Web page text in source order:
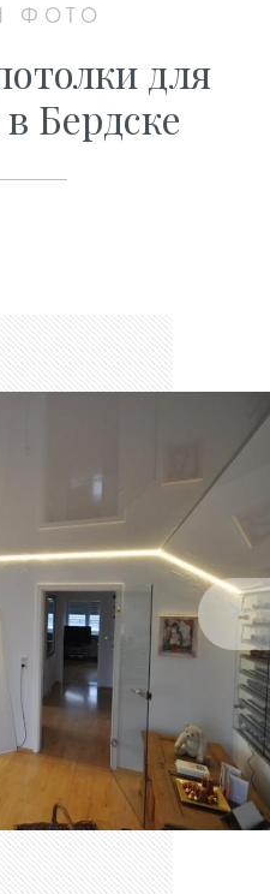
ФОТО
для
Бердске